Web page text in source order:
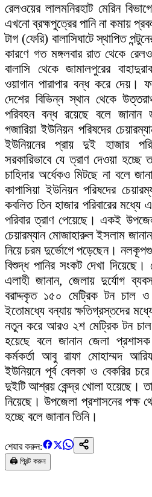
রেলওয়ের লালমনিরহাট মেরিন
এখনো ব্রহ্মপুত্রের পানি না কমায়
টাগ (ফেরি) বালাসিঘাটে স্থাপিত
কারণে গত মঙ্গলবার রাত থেকে
বালাসি থেকে জামালপুরের
ওয়াগান পারাপার বন্ধ করে দেয়।
দেশের বিভিন্ন স্থান থেকে
পরিবহন বন্ধ রয়েছে বলে
গজারিয়া ইউনিয়ন পরিষদের
ইউনিয়নের প্রায় দুই হাজার
সরকারিভাবে যে ত্রাণ দেওয়া হচ্ছে
চাহিদার অর্ধেকও মিটছে না বলে
কাপাসিয়া ইউনিয়ন পরিষদের
কবলিত তিন হাজার পরিবারের
পরিবার ত্রাণ পেয়েছে। একই
চেয়ারম্যান মোজাহারুল ইসলাম
নিয়ে চরম দুর্ভোগে পড়েছেন।
বিশুদ্ধ পানির সংকট দেখা
এলাহী জানান, জেলায় দুর্যোগ
বরাদ্দকৃত ১৫০ মেট্রিক টন চাল
ইতোমধ্যে বন্যায় ক্ষতিগ্রস্তদের
নতুন করে আরও ২শ মেট্রিক টন চাল
হয়েছে বলে জানান জেলা
কর্মকর্তা আবু রাফা মোহাম্মদ
ইউনিয়নে পূর্ব বেলকা ও বেকরির
দুইটি আশ্রয় কেন্দ্র খোলা হয়েছে।
নিয়েছে। উপজেলা প্রশাসনের পক্ষ
হচ্ছে বলে জানান তিনি।
শেয়ার করুন:
🖨️ প্রিন্ট করুন